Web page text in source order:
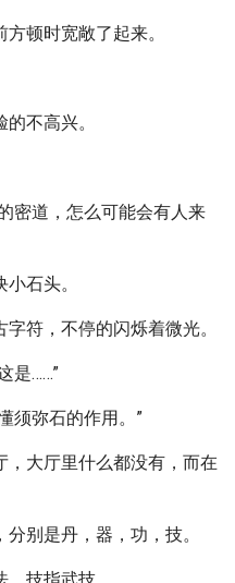
顿时宽敞了起来。
不高兴。
密道，怎么可能会有人来
石头。
符，不停的闪烁着微光。
是……”
须弥石的作用。”
大厅里什么都没有，而在
别是丹，器，功，技。